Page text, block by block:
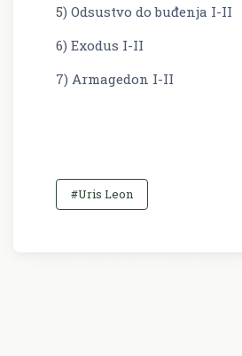
5) Odsustvo do buđenja I-II
6) Exodus I-II
7) Armagedon I-II
#Uris Leon